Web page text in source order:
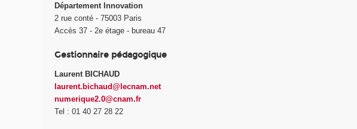
Département Innovation
2 rue conté - 75003 Paris
Accès 37 - 2e étage - bureau 47
Gestionnaire pédagogique
Laurent BICHAUD
laurent.bichaud@lecnam.net
numerique2.0@cnam.fr
Tel : 01 40 27 28 22